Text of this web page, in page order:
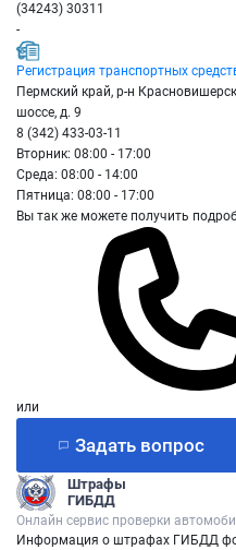
(34243) 30311
-
Регистрация транспортных
Пермский край, р-н
шоссе, д. 9
8 (342) 433-03-11
Вторник: 08:00 - 17:00
Среда: 08:00 - 14:00
Пятница: 08:00 - 17:00
Вы так же можете получить
или
Задать вопрос
Штрафы
ГИБДД
Онлайн сервис проверки
Информация о штрафах ГИБДД